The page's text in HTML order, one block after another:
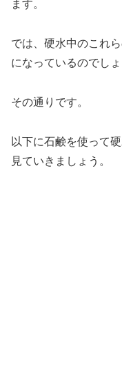
ます。
では、硬水中のこれ
になっているのでしょ
その通りです。
以下に石鹸を使って
見ていきましょう。